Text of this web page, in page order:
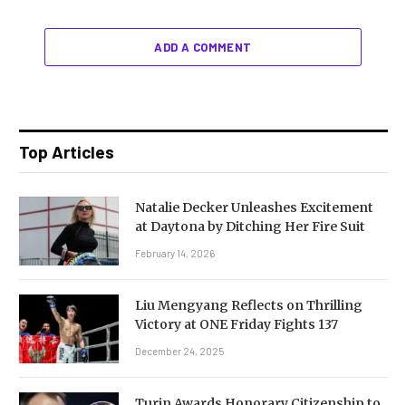
ADD A COMMENT
Top Articles
Natalie Decker Unleashes Excitement
at Daytona by Ditching Her Fire Suit
February 14, 2026
Liu Mengyang Reflects on Thrilling
Victory at ONE Friday Fights 137
December 24, 2025